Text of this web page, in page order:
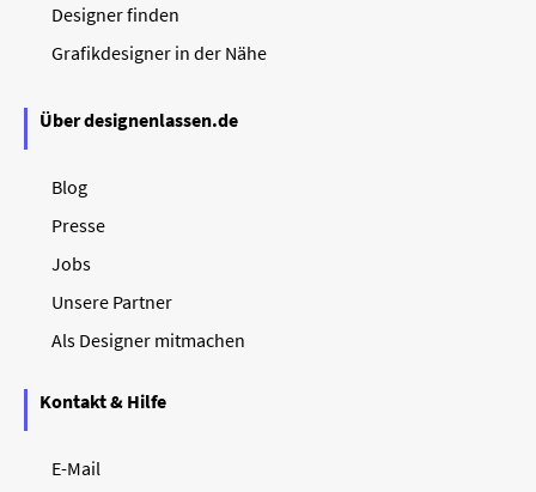
Designer finden
Grafikdesigner in der Nähe
Über designenlassen.de
Blog
Presse
Jobs
Unsere Partner
Als Designer mitmachen
Kontakt & Hilfe
E-Mail